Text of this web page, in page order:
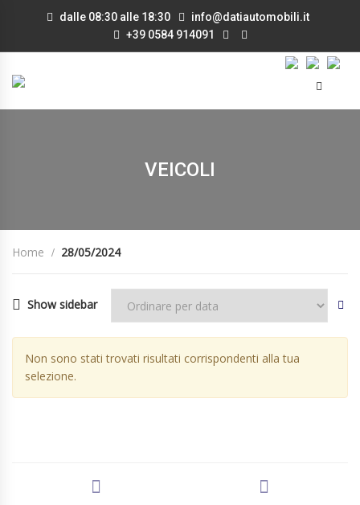
dalle 08:30 alle 18:30
info@datiautomobili.it
+39 0584 914091
VEICOLI
Home 28/05/2024
Show sidebar
Non sono stati trovati risultati corrispondenti alla tua
selezione.